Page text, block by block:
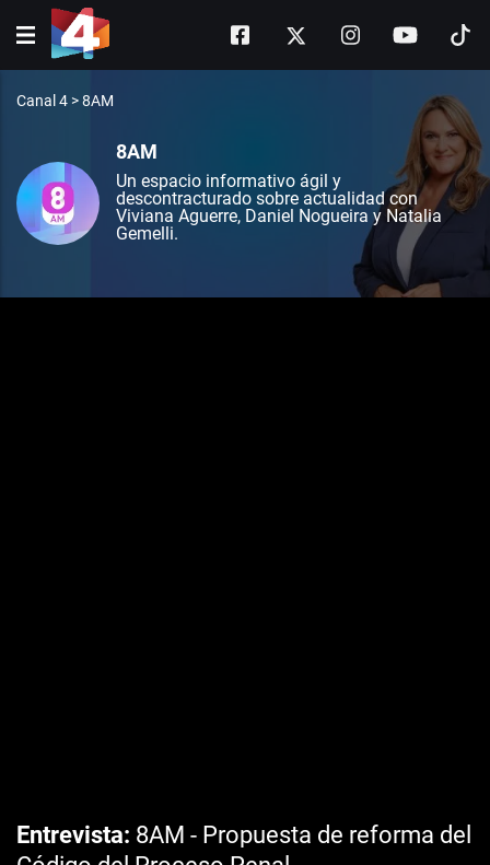
Canal 4 >8AM
8AM
Un espacio informativo ágil y
descontracturado sobre actualidad con
Viviana Aguerre, Daniel Nogueira y Natalia
Gemelli.
Entrevista 8AM - Propuesta de reforma del